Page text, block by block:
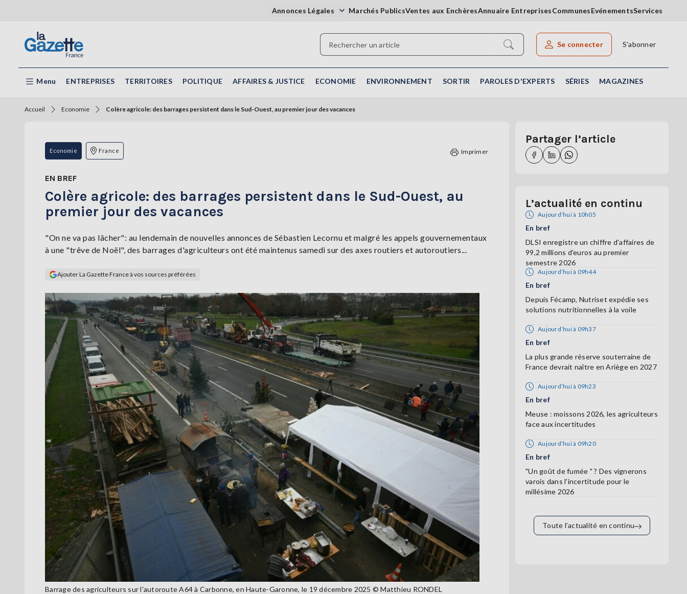
Annonces Légales Marchés PublicsVentes aux EnchèresAnnuaire EntreprisesCommunesEvénementsServices
Rechercher un article
Se connecter S'abonner
Menu ENTREPRISES TERRITOIRES POLITIQUE AFFAIRES & JUSTICE ECONOMIE ENVIRONNEMENT SORTIR PAROLES D'EXPERTS SÉRIES MAGAZINES
Accueil Economie Colère agricole: des barrages persistent dans le Sud-Ouest, au premier jour des vacances
Economie France Imprimer
EN BREF
Colère agricole: des barrages persistent dans le Sud-Ouest, au
premier jour des vacances
"On ne va pas lâcher": au lendemain de nouvelles annonces de Sébastien Lecornu et malgré les appels gouvernementaux
à une "trêve de Noël", des barrages d'agriculteurs ont été maintenus samedi sur des axes routiers et autoroutiers...
Ajouter La Gazette France à vos sources préférées
Barrage des agriculteurs sur l'autoroute A64 à Carbonne, en Haute-Garonne, le 19 décembre 2025 © Matthieu RONDEL
Partager l’article
L’actualité en continu
Aujourd’hui à 10h05
En bref
DLSI enregistre un chiffre d'affaires de
99,2 millions d'euros au premier
semestre 2026
Aujourd’hui à 09h44
En bref
Depuis Fécamp, Nutriset expédie ses
solutions nutritionnelles à la voile
Aujourd’hui à 09h37
En bref
La plus grande réserve souterraine de
France devrait naître en Ariège en 2027
Aujourd’hui à 09h23
En bref
Meuse : moissons 2026, les agriculteurs
face aux incertitudes
Aujourd’hui à 09h20
En bref
"Un goût de fumée " ? Des vignerons
varois dans l'incertitude pour le
millésime 2026
Toute l’actualité en continu